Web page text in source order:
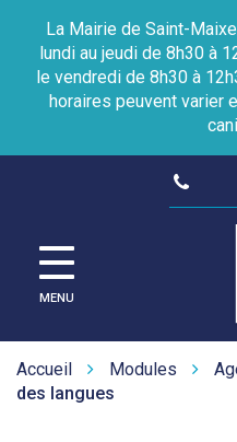
La Mairie de Saint-
lundi au jeudi de 8h30 à
le vendredi de 8h30 à
horaires peuvent varier
MENU
Accueil Modules
des langues